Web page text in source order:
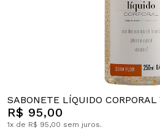
SABONETE LÍQUIDO
R$ 95,00
1x de R$ 95,00 sem juros.